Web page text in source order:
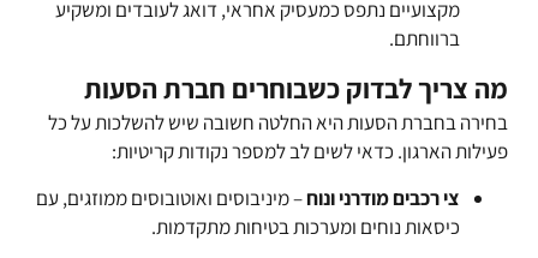
מקצועיים נתפס כמעסיק אחראי, דואג לעובדים ומשקיע
ברווחתם.
מה צריך לבדוק כשבוחרים חברת הסעות
בחירה בחברת הסעותהיא החלטה חשובה שיש להשלכות על כל
פעילות הארגון. כדאי לשים לב למספר נקודות קריטיות:
צי רכבים מודרני ונוח– מיניבוסים ואוטובוסים ממוזגים, עם
כיסאות נוחים ומערכות בטיחות מתקדמות.